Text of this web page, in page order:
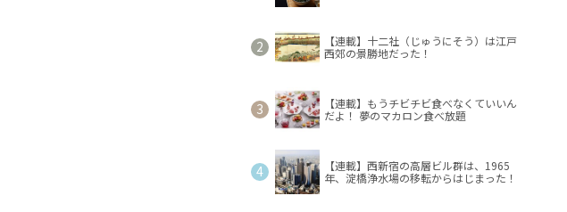
【連載】十二社（じゅうにそう）は江戸
西郊の景勝地だった！
【連載】もうチビチビ食べなくていいん
だよ！ 夢のマカロン食べ放題
【連載】西新宿の高層ビル群は、1965
年、淀橋浄水場の移転からはじまった！